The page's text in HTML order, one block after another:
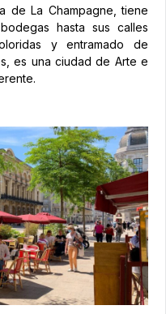
de La Champagne, tiene
hasta sus calles
y entramado de
es una ciudad de Arte e